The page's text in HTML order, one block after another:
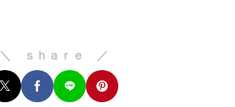
＼ ｓｈａｒｅ ／